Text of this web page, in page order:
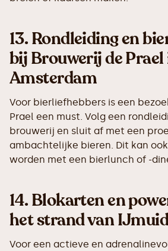
13.Rondleiding en
bij Brouwerij de
Amsterdam
Voor bierliefhebbers is een
Prael een must. Volg een
brouwerij en sluit af met een
ambachtelijke bieren. Dit kan
worden met een bierlunch of -
14.Blokarten en
het strand van
Voor een actieve en